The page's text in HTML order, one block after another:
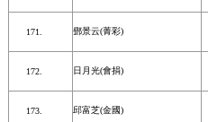
鄧景云(菁彩)
日月光(會捐)
邱富芝(金國)